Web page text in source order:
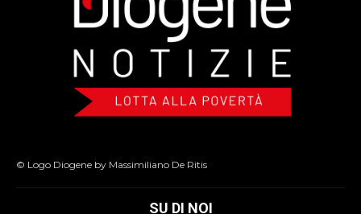
© Logo Diogene by Massimiliano De Ritis
SU DI NOI